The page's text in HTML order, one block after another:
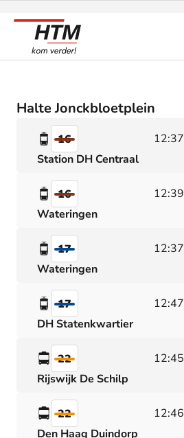
Halte Jonckbloetplein
16
12:37
Station DH Centraal
16
12:39
Wateringen
17
12:37
Wateringen
17
12:47
DH Statenkwartier
22
12:45
Rijswijk De Schilp
22
12:46
Den Haag Duindorp